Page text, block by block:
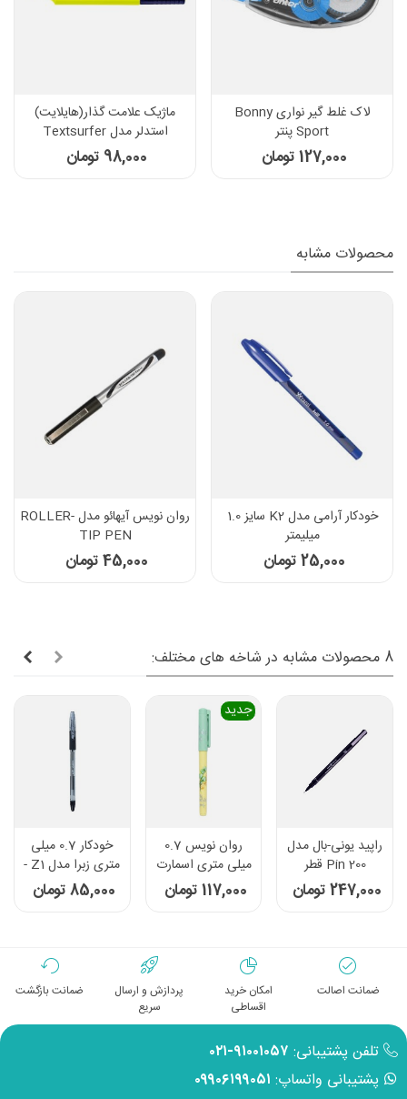
لاک غلط گیر نواری Bonny
Sport پنتر
127,000 تومان
ماژیک علامت گذار(هایلایت)
استدلر مدل Textsurfer
Classic کد 364
98,000 تومان
محصولات مشابه
خودکار آرامی مدل K2 سایز 1.0
میلیمتر
25,000 تومان
روان نویس آیهائو مدل ROLLER-
TIP PEN
45,000 تومان
8 محصولات مشابه در شاخه های مختلف:
راپید یونی-بال مدل
Pin 200 قطر
نوشتاری 0.6 میلی 247,000 تومان
جدید
روان نویس 0.7
میلی متری اسمارت
پرینس مدل
FashionWrite -
117,000 تومان
خودکار 0.7 میلی
متری زبرا مدل Z1 -
رنگ مشکی
85,000 تومان
ضمانت اصالت
امکان خرید
اقساطی
پردازش و ارسال
سریع
ضمانت بازگشت
تلفن پشتیبانی: ۹۱۰۰۱۰۵۷-۰۲۱
پشتیبانی واتساپ: ۰۹۹۰۶۱۹۹۰۵۱